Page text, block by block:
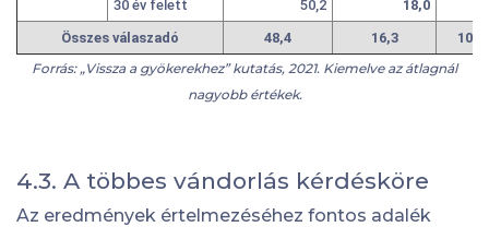
30 év felett
50,2 18,0
Összes válaszadó
48,4 16,3
10,3
Forrás: „Vissza a gyökerekhez” kutatás, 2021. Kiemelve az átlagnál
nagyobb értékek.
4.3. A többes vándorlás kérdésköre
Az eredmények értelmezéséhez fontos adalék